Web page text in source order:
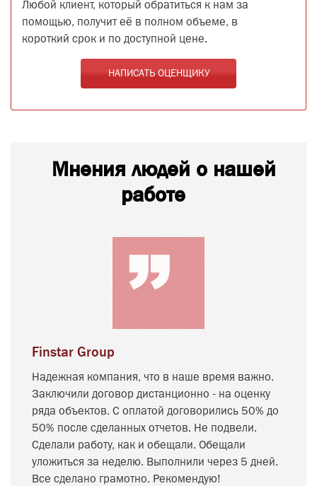
Любой клиент, который обратиться к нам за
помощью, получит её в полном объеме, в
короткий срок и по доступной цене.
НАПИСАТЬ ОЦЕНЩИКУ
Мнения людей о нашей
работе
Finstar Group
Надежная компания, что в наше время важно.
Заключили договор дистанционно - на оценку
ряда объектов. С оплатой договорились 50% до
50% после сделанных отчетов. Не подвели.
Сделали работу, как и обещали. Обещали
уложиться за неделю. Выполнили через 5 дней.
Все сделано грамотно. Рекомендую!